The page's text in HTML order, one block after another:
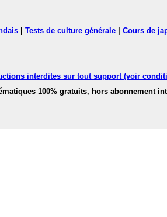
Tests de culture générale Cours de
interdites sur tout support (voir
100% gratuits, hors abonnement